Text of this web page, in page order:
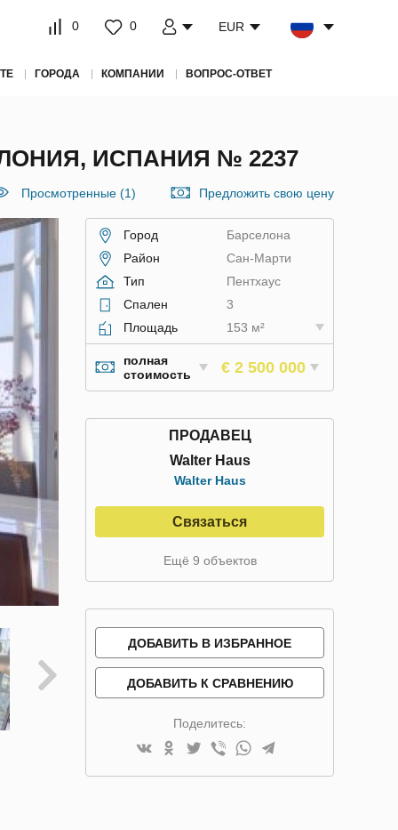
0 0 EUR
ГОРОДА КОМПАНИИ ВОПРОС-ОТВЕТ
ИСПАНИЯ № 2237
Просмотренные (1) Предложить свою цену
Город
Барселона
Район
Сан-Марти
Тип
Пентхаус
Спален
3
Площадь
153 м²
полная
стоимость
€ 2 500 000
ПРОДАВЕЦ
Walter Haus
Walter Haus
Связаться
Ещё 9 объектов
ДОБАВИТЬ В ИЗБРАННОЕ
ДОБАВИТЬ К СРАВНЕНИЮ
Поделитесь: